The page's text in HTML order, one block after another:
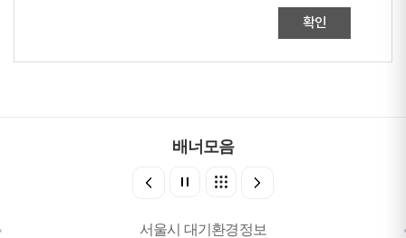
확인
배너모음
서울시 대기환경정보